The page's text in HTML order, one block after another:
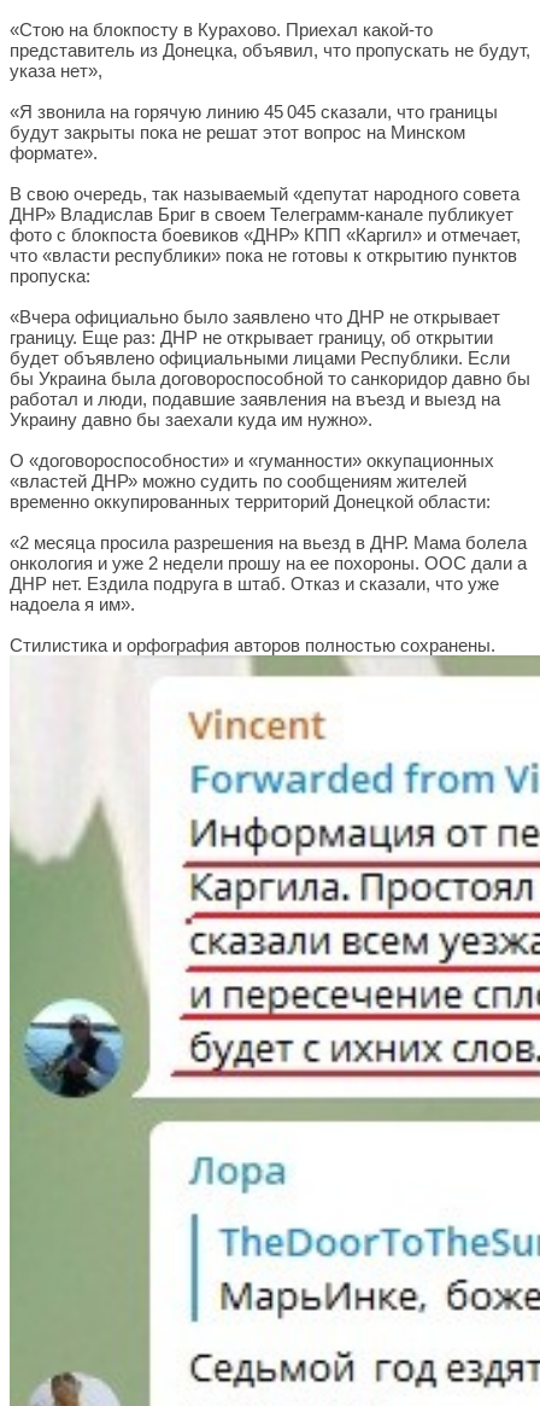
«Стою на блокпосту в Курахово. Приехал какой-то
представитель из Донецка, объявил, что пропускать не будут,
указа нет»,
«Я звонила на горячую линию 45 045 сказали, что границы
будут закрыты пока не решат этот вопрос на Минском
формате».
В свою очередь, так называемый «депутат народного совета
ДНР» Владислав Бриг в своем Телеграмм-канале публикует
фото с блокпоста боевиков «ДНР» КПП «Каргил» и отмечает,
что «власти республики» пока не готовы к открытию пунктов
пропуска:
«Вчера официально было заявлено что ДНР не открывает
границу. Еще раз: ДНР не открывает границу, об открытии
будет объявлено официальными лицами Республики. Если
бы Украина была договороспособной то санкоридор давно бы
работал и люди, подавшие заявления на въезд и выезд на
Украину давно бы заехали куда им нужно».
О «договороспособности» и «гуманности» оккупационных
«властей ДНР» можно судить по сообщениям жителей
временно оккупированных территорий Донецкой области:
«2 месяца просила разрешения на вьезд в ДНР. Мама болела
онкология и уже 2 недели прошу на ее похороны. ООС дали а
ДНР нет. Ездила подруга в штаб. Отказ и сказали, что уже
надоела я им».
Стилистика и орфография авторов полностью сохранены.